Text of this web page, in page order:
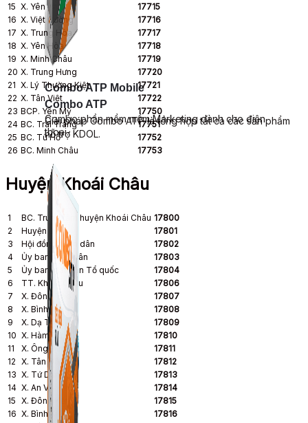
Combo ATP
Giải pháp Combo ATP là tổng hợp tất cả các sản phẩm
hỗ trợ KDOL.
Combo ATP Mobile
Combo phần mềm mềm Marketing dành cho điện
thoại.
15 X. Yên Phú
17715
16 X. Việt Cường
17716
17 X. Trung Hòa
17717
18 X. Yên Hòa
17718
19 X. Minh Châu
17719
20 X. Trung Hưng
17720
21 X. Lý Thường Kiệt
17721
22 X. Tân Việt
17722
23 BCP. Yên Mỹ
17750
24 BC. Trai Trang
17751
25 BC. Từ Hồ
17752
26 BC. Minh Châu 17753
Huyện Khoái Châu
1 BC. Trung tâm huyện Khoái Châu 17800
2
Huyện ủy
17801
3
Hội đồng nhân dân
17802
4
Ủy ban nhân dân
17803
5
Ủy ban Mặt trận Tổ quốc
17804
6
TT. Khoái Châu
17806
7
X. Đông Tảo
17807
8
X. Bình Minh
17808
9
X. Dạ Trạch
17809
10 X. Hàm Tử
17810
11
X. Ông Đình
17811
12 X. Tân Dân
17812
13 X. Tứ Dân
17813
14 X. An Vĩ
17814
15 X. Đông Kết
17815
16 X. Bình Kiều
17816